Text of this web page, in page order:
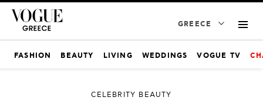
GREECE
FASHION BEAUTY LIVING WEDDINGS VOGUE TV
CELEBRITY BEAUTY